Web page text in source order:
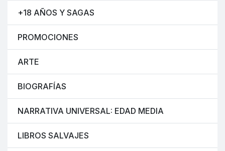
+18 AÑOS Y SAGAS
PROMOCIONES
ARTE
BIOGRAFÍAS
NARRATIVA UNIVERSAL: EDAD MEDIA
LIBROS SALVAJES